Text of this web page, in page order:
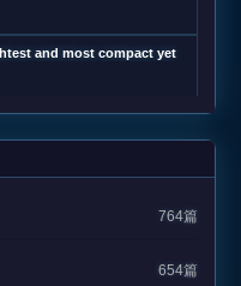
and most compact yet
764篇
654篇